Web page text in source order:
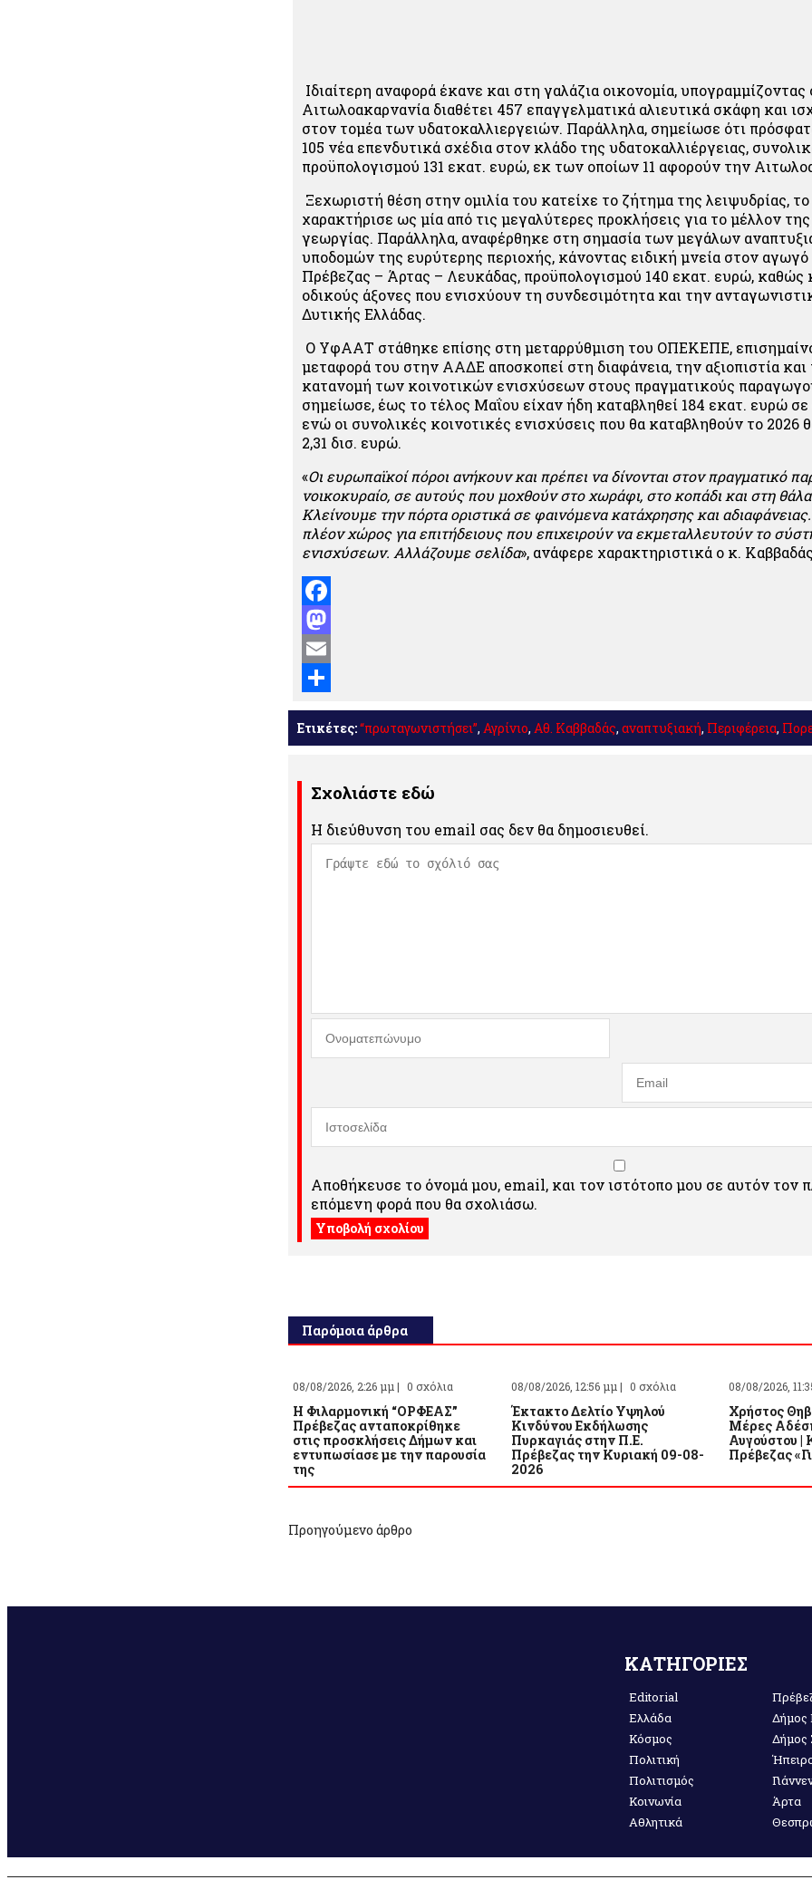
Ιδιαίτερη αναφορά έκανε και στη γαλάζια οικονομία, υπογραμμίζοντας
Αιτωλοακαρνανία διαθέτει 457 επαγγελματικά αλιευτικά σκάφη και
στον τομέα των υδατοκαλλιεργειών. Παράλληλα, σημείωσε ότι
105 νέα επενδυτικά σχέδια στον κλάδο της υδατοκαλλιέργειας,
προϋπολογισμού 131 εκατ. ευρώ, εκ των οποίων 11 αφορούν την
Ξεχωριστή θέση στην ομιλία του κατείχε το ζήτημα της λειψυδρίας, το
χαρακτήρισε ως μία από τις μεγαλύτερες προκλήσεις για το μέλλον
γεωργίας. Παράλληλα, αναφέρθηκε στη σημασία των μεγάλων
υποδομών της ευρύτερης περιοχής, κάνοντας ειδική μνεία στον
Πρέβεζας – Άρτας – Λευκάδας, προϋπολογισμού 140 εκατ. ευρώ, καθώς
οδικούς άξονες που ενισχύουν τη συνδεσιμότητα και την
Δυτικής Ελλάδας.
Ο ΥφΑΑΤ στάθηκε επίσης στη μεταρρύθμιση του ΟΠΕΚΕΠΕ,
μεταφορά του στην ΑΑΔΕ αποσκοπεί στη διαφάνεια, την αξιοπιστία και
κατανομή των κοινοτικών ενισχύσεων στους πραγματικούς
σημείωσε, έως το τέλος Μαΐου είχαν ήδη καταβληθεί 184 εκατ. ευρώ σε
ενώ οι συνολικές κοινοτικές ενισχύσεις που θα καταβληθούν το 2026
2,31 δισ. ευρώ.
«Οι ευρωπαϊκοί πόροι ανήκουν και πρέπει να δίνονται στον πραγματικό
νοικοκυραίο, σε αυτούς που μοχθούν στο χωράφι, στο κοπάδι και στη
Κλείνουμε την πόρτα οριστικά σε φαινόμενα κατάχρησης και
πλέον χώρος για επιτήδειους που επιχειρούν να εκμεταλλευτούν το
ενισχύσεων. Αλλάζουμε σελίδα», ανάφερε χαρακτηριστικά ο κ.
Facebook
Mastodon
Email
Μοιραστείτε
Ετικέτες:“πρωταγωνιστήσει”, Αγρίνιο, Αθ. Καββαδάς, αναπτυξιακή, Περιφέρεια,
Σχολιάστε εδώ
Η διεύθυνση του email σας δεν θα δημοσιευθεί.
Αποθήκευσε το όνομά μου, email, και τον ιστότοπο μου σε αυτόν τον
επόμενη φορά που θα σχολιάσω.
Παρόμοια άρθρα
08/08/2026, 2:26 μμ | 0 σχόλια
Η Φιλαρμονική “ΟΡΦΕΑΣ”
Πρέβεζας ανταποκρίθηκε
στις προσκλήσεις Δήμων και
εντυπωσίασε με την παρουσία
της
08/08/2026, 12:56 μμ | 0 σχόλια
Έκτακτο Δελτίο Υψηλού
Κινδύνου Εκδήλωσης
Πυρκαγιάς στην Π.Ε.
Πρέβεζας την Κυριακή 09-08-
2026
08/08/2026,
Χρήστος
Μέρες
Αυγούστου |
Πρέβεζας
Προηγούμενο άρθρο
ΚΑΤΗΓΟΡΙΕΣ
Editorial
Ελλάδα
Κόσμος
Πολιτική
Πολιτισμός
Κοινωνία
Αθλητικά
Δήμος
Δήμος
Άρτα